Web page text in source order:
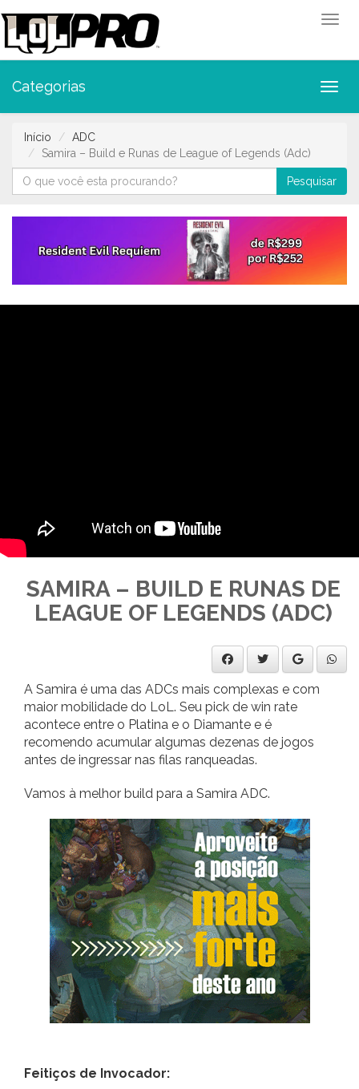
Categorias
Início
ADC
Samira – Build e Runas de League of Legends (Adc)
Pesquisar
SAMIRA – BUILD E RUNAS DE
LEAGUE OF LEGENDS (ADC)
A Samira é uma das ADCs mais complexas e com
maior mobilidade do LoL. Seu pick de win rate
acontece entre o Platina e o Diamante e é
recomendo acumular algumas dezenas de jogos
antes de ingressar nas filas ranqueadas.
Vamos à melhor build para a Samira ADC.
Feitiços de Invocador: